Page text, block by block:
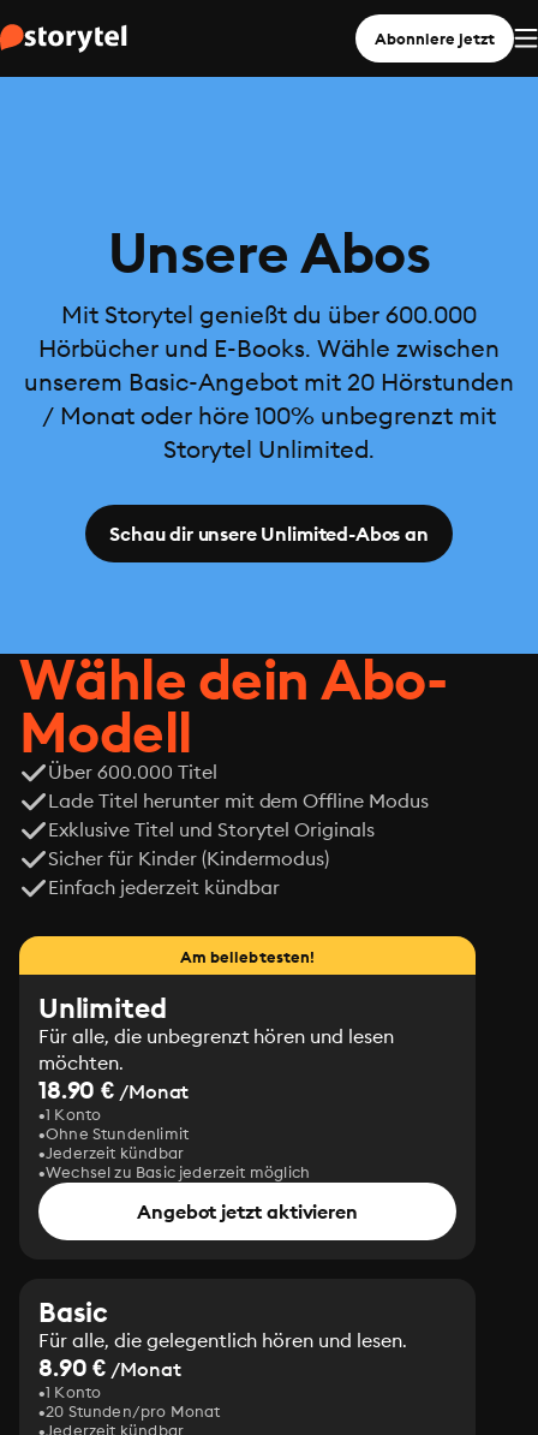
Abonniere jetzt
Unsere Abos
Mit Storytel genießt du über 600.000
Hörbücher und E-Books. Wähle zwischen
unserem Basic-Angebot mit 20 Hörstunden
/ Monat oder höre 100% unbegrenzt mit
Storytel Unlimited.
Schau dir unsere Unlimited-Abos an
Wähle dein Abo-
Modell
Über 600.000 Titel
Lade Titel herunter mit dem Offline Modus
Exklusive Titel und Storytel Originals
Sicher für Kinder (Kindermodus)
Einfach jederzeit kündbar
Am beliebtesten!
Unlimited
Für alle, die unbegrenzt hören und lesen
möchten.
18.90 € /Monat
1 Konto
Ohne Stundenlimit
Jederzeit kündbar
Wechsel zu Basic jederzeit möglich
Angebot jetzt aktivieren
Basic
Für alle, die gelegentlich hören und lesen.
8.90 € /Monat
1 Konto
20 Stunden/pro Monat
Jederzeit kündbar